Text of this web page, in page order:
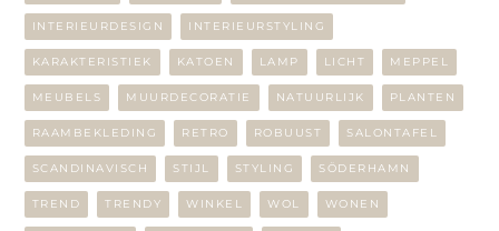
INTERIEURDESIGN INTERIEURSTYLING
KARAKTERISTIEK KATOEN LAMP LICHT MEPPEL
MEUBELS MUURDECORATIE NATUURLIJK PLANTEN
RAAMBEKLEDING RETRO ROBUUST SALONTAFEL
SCANDINAVISCH STIJL STYLING SÖDERHAMN
TREND TRENDY WINKEL WOL WONEN